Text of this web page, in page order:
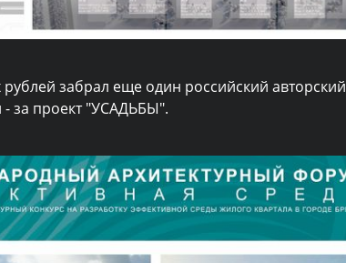
забрал еще один российский авторский
- за проект "УСАДЬБЫ".